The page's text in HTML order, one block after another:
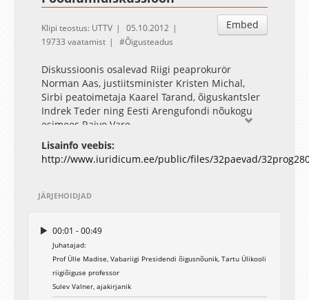
Embed
Klipi teostus: UTTV
05.10.2012
19733 vaatamist
Õigusteadus
Diskussioonis osalevad Riigi peaprokurör
Norman Aas, justiitsminister Kristen Michal,
Sirbi peatoimetaja Kaarel Tarand, õiguskantsler
Indrek Teder ning Eesti Arengufondi nõukogu
esimees Raivo Vare.
Vaata ka:
31. Eesti õigusteadlaste päevad
30. Eesti õigusteadlaste päevad
28. Eesti õigusteadlaste päevad
Lisainfo veebis:
http://www.iuridicum.ee/public/files/32paevad/
JÄRJEHOIDJAD
00:01 - 00:49
Juhatajad:
Prof Ülle Madise, Vabariigi Presidendi õigusnõunik, Tartu Ülikooli
riigiõiguse professor
Sulev Valner, ajakirjanik